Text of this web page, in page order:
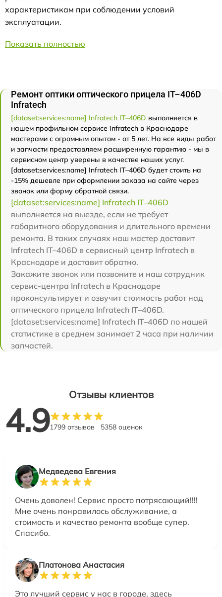
характеристикам при соблюдении условий
эксплуатации.
Показать полностью
Ремонт оптики оптического прицела IT–406D
Infratech
[dataset:services:name] Infratech IT–406D выполняется в
нашем профильном сервисе Infratech в Краснодаре
мастерами с огромным опытом - от 5 лет. На все виды работ
и запчасти предоставляем расширенную гарантию - мы в
сервисном центр уверены в качестве наших услуг.
[dataset:services:name] Infratech IT–406D будет стоить на
-15% дешевле при оформлении заказа на сайте через
звонок или форму обратной связи.
[dataset:services:name] Infratech IT–406D
выполняется на выезде, если не требует
габаритного оборудования и длительного времени
ремонта. В таких случаях наш мастер доставит
Infratech IT–406D в сервисный центр Infratech в
Краснодаре и доставит обратно.
Закажите звонок или позвоните и наш сотрудник
сервис-центра Infratech в Краснодаре
проконсультирует и озвучит стоимость работ над
оптического прицела Infratech IT–406D.
[dataset:services:name] Infratech IT–406D по нашей
статистике в среднем занимает 2 часа при наличии
запчастей.
Отзывы клиентов
4.91799 отзывов 5358 оценок
Медведева Евгения
Очень доволен! Сервис просто потрясающий!!!!
Мне очень понравилось обслуживание, а
стоимость и качество ремонта вообще супер.
Спасибо.
Платонова Анастасия
Это лучший сервис у нас в городе, здесь